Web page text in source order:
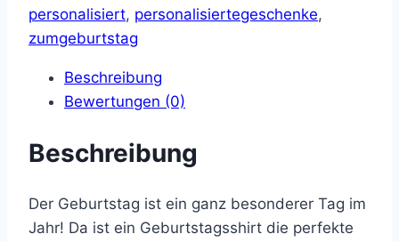
personalisiert, personalisiertegeschenke,
zumgeburtstag
Beschreibung
Bewertungen (0)
Beschreibung
Der Geburtstag ist ein ganz besonderer Tag im
Jahr! Da ist ein Geburtstagsshirt die perfekte